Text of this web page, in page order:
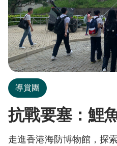
導賞團
抗戰要塞：鯉
走進香港海防博物館，探